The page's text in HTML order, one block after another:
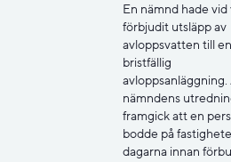
En nämnd hade vid
förbjudit utsläpp av
avloppsvatten till en
bristfällig
avloppsanläggning.
nämndens
framgick att en
bodde på
dagarna innan